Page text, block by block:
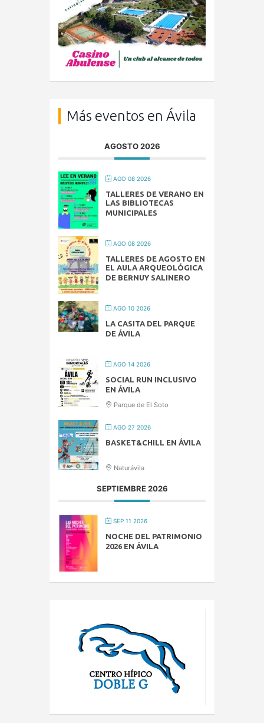
Más eventos en Ávila
AGOSTO 2026
AGO 08 2026
TALLERES DE VERANO EN
LAS BIBLIOTECAS
MUNICIPALES
AGO 08 2026
TALLERES DE AGOSTO EN
EL AULA ARQUEOLÓGICA
DE BERNUY SALINERO
AGO 10 2026
LA CASITA DEL PARQUE
DE ÁVILA
AGO 14 2026
SOCIAL RUN INCLUSIVO
EN ÁVILA
Parque de El Soto
AGO 27 2026
BASKET&CHILL EN ÁVILA
Naturávila
SEPTIEMBRE 2026
SEP 11 2026
NOCHE DEL PATRIMONIO
2026 EN ÁVILA